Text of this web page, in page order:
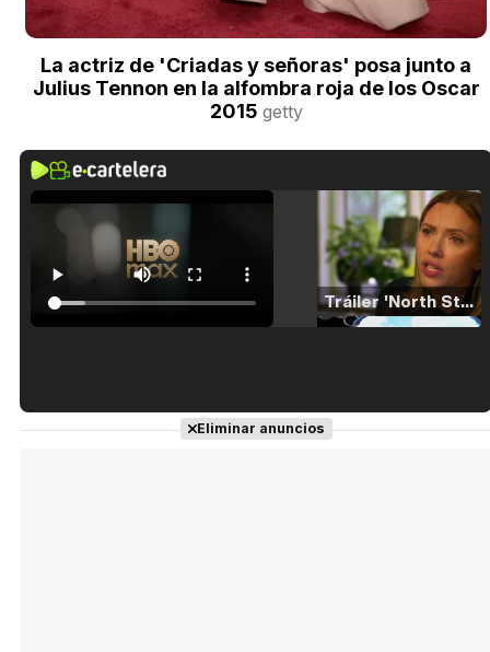
La actriz de 'Criadas y señoras' posa junto a
Julius Tennon en la alfombra roja de los Oscar
2015 getty
Tráiler 'North Star' (2023)
Tráiler en español de 'La isla olvidada'
Eliminar anuncios